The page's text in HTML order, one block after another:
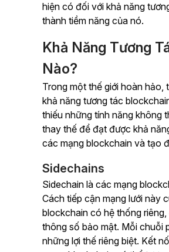
hiện có đối với khả năng
thành tiềm năng của nó.
Khả Năng Tương
Nào?
Trong một thế giới hoàn
khả năng tương tác
thiếu những tính năng không
thay thế để đạt được khả
các mạng blockchain và tạo
Sidechains
Sidechain là các mạng
Cách tiếp cận mạng lưới này
blockchain có hệ thống
thông số bảo mật. Mỗi chuỗi
những lợi thế riêng biệt. Kết